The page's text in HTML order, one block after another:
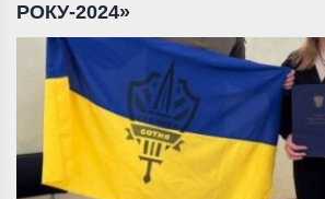
РОКУ-2024»